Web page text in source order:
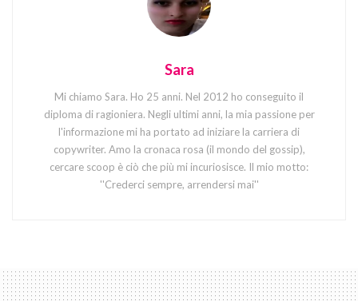
Sara
Mi chiamo Sara. Ho 25 anni. Nel 2012 ho conseguito il
diploma di ragioniera. Negli ultimi anni, la mia passione per
l'informazione mi ha portato ad iniziare la carriera di
copywriter. Amo la cronaca rosa (il mondo del gossip),
cercare scoop è ciò che più mi incuriosisce. Il mio motto:
''Crederci sempre, arrendersi mai''